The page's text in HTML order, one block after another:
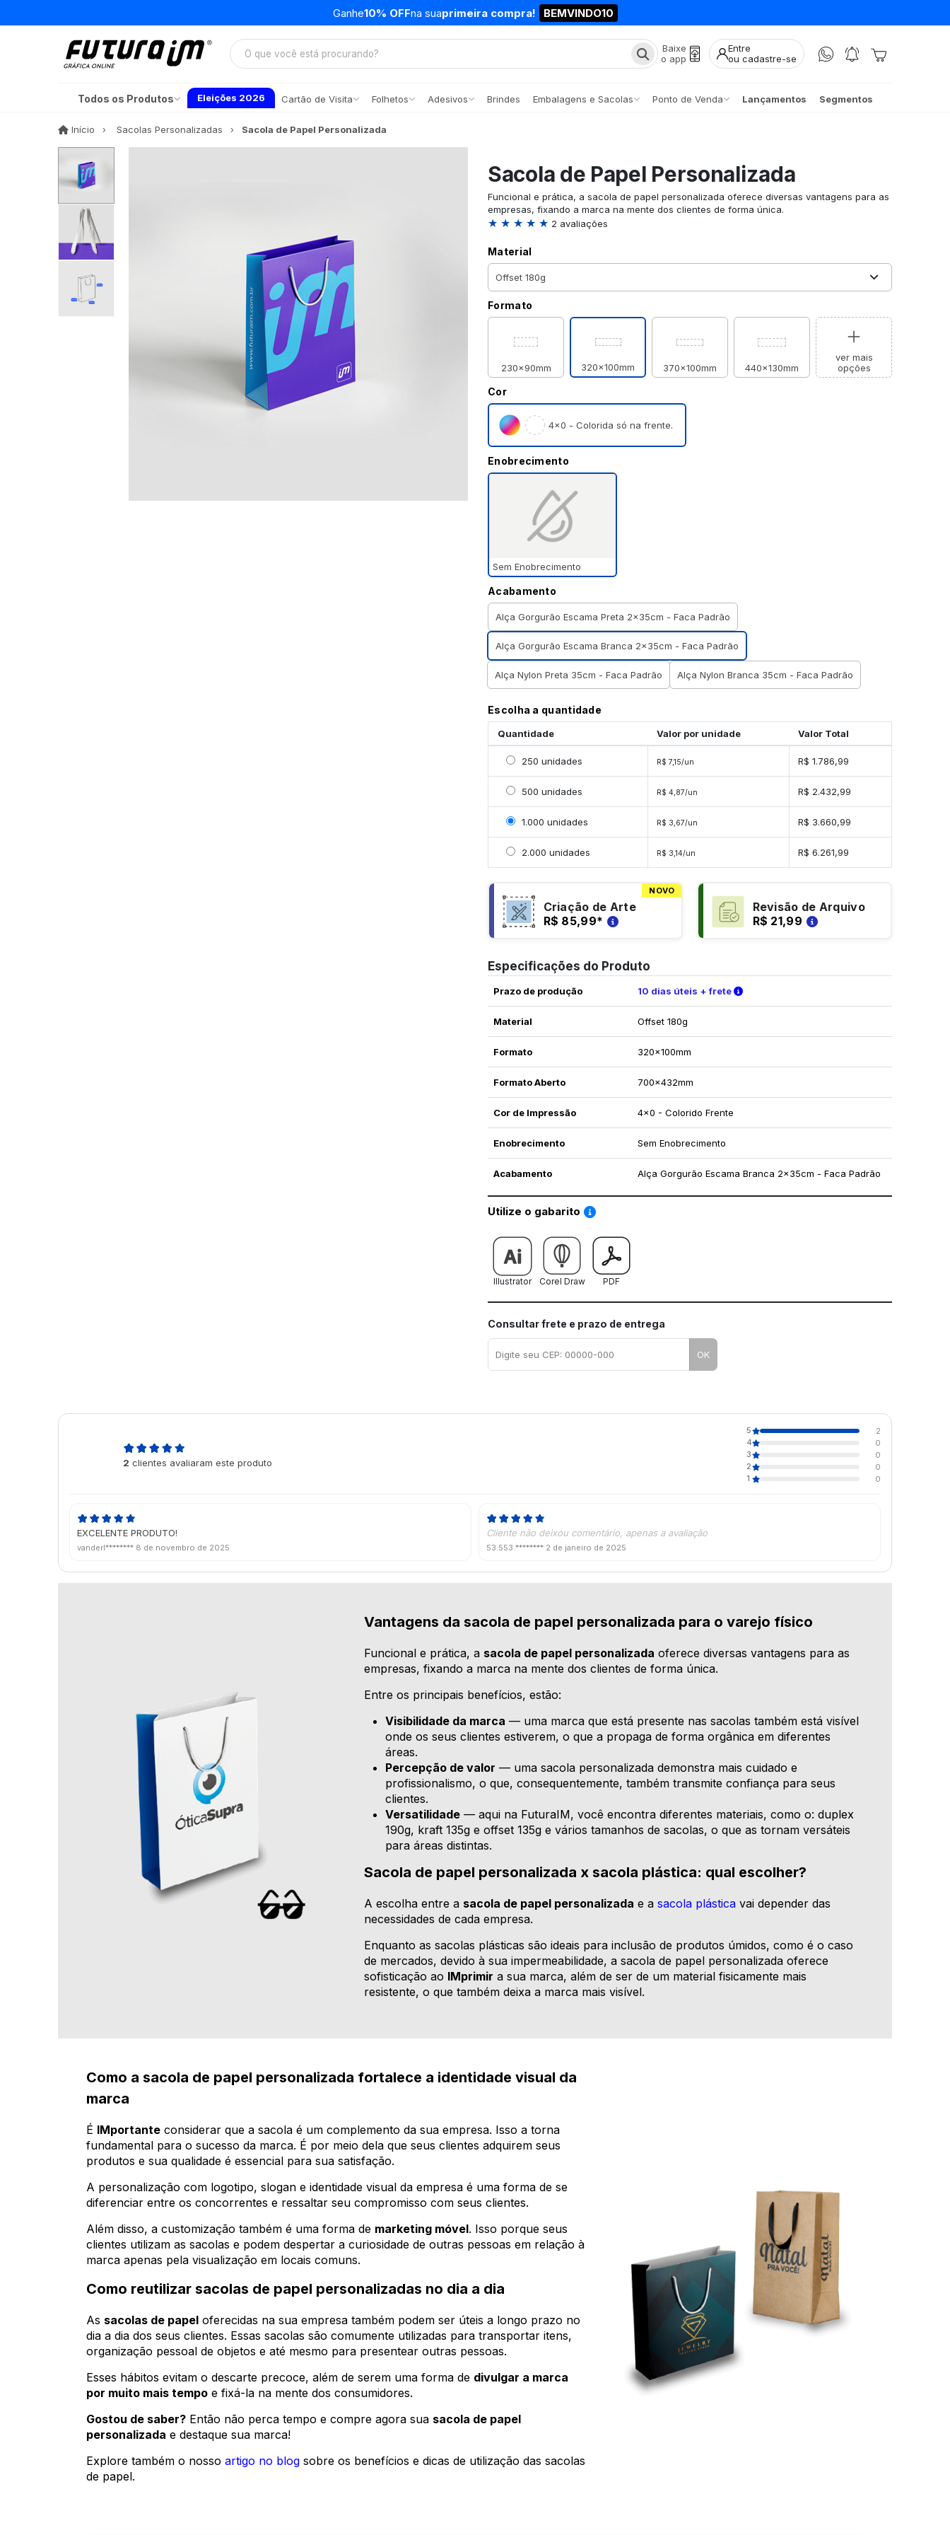
Ganhe10% OFFna suaprimeira compra! BEMVINDO10
Baixe
o app
Entre
ou cadastre-se
Todos os Produtos Eleições 2026 Cartão de Visita Folhetos Adesivos Brindes Embalagens e Sacolas Ponto de Venda Lançamentos Segmentos
Início InícioSacolas Personalizadas Sacola de Papel Personalizada
Sacola de Papel Personalizada
Funcional e prática, a sacola de papel personalizada oferece diversas vantagens para as
empresas, fixando a marca na mente dos clientes de forma única.
★ ★ ★ ★ ★ 2 avaliações
Material
Formato
230x90mm 320x100mm 370x100mm 440x130mm
ver mais
opções
Cor
4×0 - Colorida só na frente.
Enobrecimento
Sem Enobrecimento
Acabamento
Alça Gorgurão Escama Preta 2x35cm - Faca Padrão
Alça Gorgurão Escama Branca 2x35cm - Faca Padrão
Alça Nylon Preta 35cm - Faca Padrão Alça Nylon Branca 35cm - Faca Padrão
Escolha a quantidade
Quantidade Valor por unidade Valor Total
Selecionar 250 unidades
250 unidades R$ 7,15/un R$ 1.786,99
Selecionar 500 unidades
500 unidades R$ 4,87/un R$ 2.432,99
Selecionar 1000 unidades
1.000 unidades R$ 3,67/un R$ 3.660,99
Selecionar 2000 unidades
2.000 unidades R$ 3,14/un R$ 6.261,99
NOVO
Criação de Arte
R$ 85,99*
Revisão de Arquivo
R$ 21,99
Especificações do Produto
Prazo de produção 10 dias úteis + frete Verifique as condições de entrega
Material Offset 180g
Formato 320x100mm
Formato Aberto 700x432mm
Cor de Impressão 4x0 - Colorido Frente
Enobrecimento Sem Enobrecimento
Acabamento Alça Gorgurão Escama Branca 2x35cm - Faca Padrão
Utilize o gabarito Saiba como utilizar os nossos gabaritos
Illustrator Corel Draw PDF
Consultar frete e prazo de entrega
OK
2 clientes avaliaram este produto
5
2
4
0
3
0
2
0
1
0
EXCELENTE PRODUTO!
vanderl******** 8 de novembro de 2025
Cliente não deixou comentário, apenas a avaliação
53.553.******** 2 de janeiro de 2025
Vantagens da sacola de papel personalizada para o varejo físico
Funcional e prática, a sacola de papel personalizada oferece diversas vantagens para as
empresas, fixando a marca na mente dos clientes de forma única.
Entre os principais benefícios, estão:
Visibilidade da marca — uma marca que está presente nas sacolas também está visível
onde os seus clientes estiverem, o que a propaga de forma orgânica em diferentes
áreas.
Percepção de valor — uma sacola personalizada demonstra mais cuidado e
profissionalismo, o que, consequentemente, também transmite confiança para seus
clientes.
Versatilidade — aqui na FuturaIM, você encontra diferentes materiais, como o: duplex
190g, kraft 135g e offset 135g e vários tamanhos de sacolas, o que as tornam versáteis
para áreas distintas.
Sacola de papel personalizada x sacola plástica: qual escolher?
A escolha entre a sacola de papel personalizada e asacola plástica vai depender das
necessidades de cada empresa.
Enquanto as sacolas plásticas são ideais para inclusão de produtos úmidos, como é o caso
de mercados, devido à sua impermeabilidade, a sacola de papel personalizada oferece
sofisticação ao IMprimir a sua marca, além de ser de um material fisicamente mais
resistente, o que também deixa a marca mais visível.
Como a sacola de papel personalizada fortalece a identidade visual da
marca
É IMportante considerar que a sacola é um complemento da sua empresa. Isso a torna
fundamental para o sucesso da marca. É por meio dela que seus clientes adquirem seus
produtos e sua qualidade é essencial para sua satisfação.
A personalização com logotipo, slogan e identidade visual da empresa é uma forma de se
diferenciar entre os concorrentes e ressaltar seu compromisso com seus clientes.
Além disso, a customização também é uma forma de marketing móvel. Isso porque seus
clientes utilizam as sacolas e podem despertar a curiosidade de outras pessoas em relação à
marca apenas pela visualização em locais comuns.
Como reutilizar sacolas de papel personalizadas no dia a dia
As sacolas de papel oferecidas na sua empresa também podem ser úteis a longo prazo no
dia a dia dos seus clientes. Essas sacolas são comumente utilizadas para transportar itens,
organização pessoal de objetos e até mesmo para presentear outras pessoas.
Esses hábitos evitam o descarte precoce, além de serem uma forma de divulgar a marca
por muito mais tempo e fixá-la na mente dos consumidores.
Gostou de saber? Então não perca tempo e compre agora sua sacola de papel
personalizada e destaque sua marca!
Explore também o nosso artigo no blog sobre os benefícios e dicas de utilização das sacolas
de papel.